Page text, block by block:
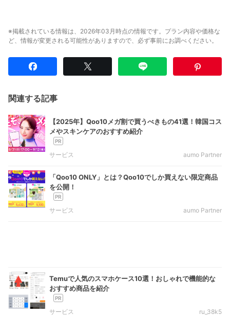
※掲載されている情報は、2026年03月時点の情報です。プラン内容や価格な
ど、情報が変更される可能性がありますので、必ず事前にお調べください。
関連する記事
【2025年】Qoo10メガ割で買うべきもの41選！韓国コス
メやスキンケアのおすすめ紹介
サービス aumo Partner
「Qoo10 ONLY」とは？Qoo10でしか買えない限定商品
を公開！
サービス aumo Partner
Temuで人気のスマホケース10選！おしゃれで機能的な
おすすめ商品を紹介
サービス ru_38k5